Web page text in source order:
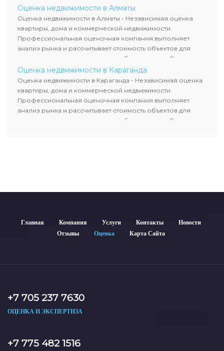
недвижимости включает современные методы и
гарантирует объективные результаты. Отчеты
используются для банков, судов и страховых компаний по
всему Казахстану.
Оценка недвижимости в Алматы
Оценка недвижимости в Алматы - Независимая оценка
квартиры, дома и коммерческой недвижимости.
Профессиональная оценочная компания выполняет
анализ рынка и рассчитывает стоимость объектов для
продажи, ипотеки, аренды и судебных споров. Оценка
недвижимости включает современные методы и
гарантирует объективные результаты. Отчеты
используются для банков, судов и страховых компаний по
всему Казахстану.
Оценка недвижимости в Караганда
Оценка недвижимости в Караганда - Независимая оценка
квартиры, дома и коммерческой недвижимости.
Профессиональная оценочная компания выполняет
анализ рынка и рассчитывает стоимость объектов для
продажи, ипотеки, аренды и судебных споров. Оценка
Главная Компания Услуги Контакты
Новости
Отзывы
Оценка Карта Сайта
+7 705 237 7630
ОЦЕНКА И ЭКСПЕРТИЗА
+7 775 482 1516